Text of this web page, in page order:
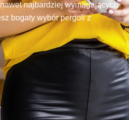
najbardziej wymagających
bogaty wybór pergoli z